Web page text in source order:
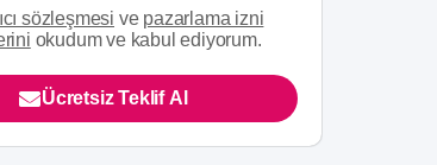
sözleşmesi ve pazarlama izni
okudum ve kabul ediyorum.
Ücretsiz Teklif Al